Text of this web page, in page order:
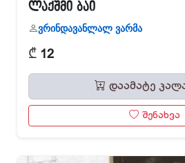
ლაქშმი ბაი
ვრინდავანლალ ვარმა
₾ 12
დაამატე
შენახვა